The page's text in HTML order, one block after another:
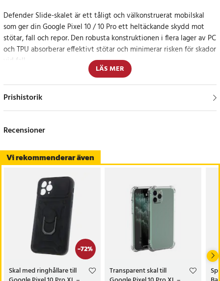
Defender Slide-skalet är ett tåligt och välkonstruerat mobilskal
som ger din Google Pixel 10 / 10 Pro ett heltäckande skydd mot
stötar, fall och repor. Den robusta konstruktionen i flera lager av PC
och TPU absorberar effektivt stötar och minimerar risken för skador
vid fall.
De upphöjda kanterna skyddar både skärmen och kameran, medan
det skjutbara locket över kameralinserna ger extra skydd och ökad
eller handsfree-användning.
Skalet är kompatibelt med magnetiska bilfästen och har precisa
utskärningar som ger enkel åtkomst till alla portar och knappar.
Skydd, funktion och stil i perfekt balans
Defender Slide-skalet kombinerar maximal skyddsnivå med smarta
detaljer och en modern design – ett perfekt val för dig som vill
skydda din Pixel 10 / 10 Pro med både stil och funktionalitet.
Specifikation
- Modell: Defender Slide Case
- Typ: Mobilskal
LÄS MER
Prishistorik
Vi rekommenderar även
-72%
Skal med ringhållare till
Transparent skal till
Recensioner